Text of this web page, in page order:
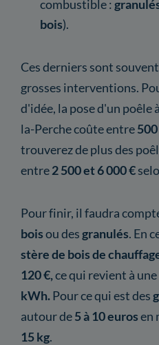
combustible :
bois).
Ces derniers sont
grosses interventions.
d'idée, la pose d'un poêle
la-Perche coûte entre
trouverez de plus des
entre2 500 et 6 000 €
Pour finir, il faudra
boisou desgranulés. En
stère de bois de
120 €,ce qui revient à
kWh.Pour ce qui est des
autour de5 à 10 eurosen
15 kg.